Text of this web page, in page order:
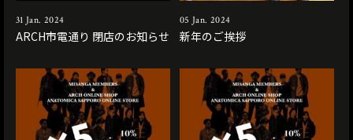
31 Jan. 2024
ARCH市電通り 閉店のお知らせ
05 Jan. 2024
新年のご挨拶